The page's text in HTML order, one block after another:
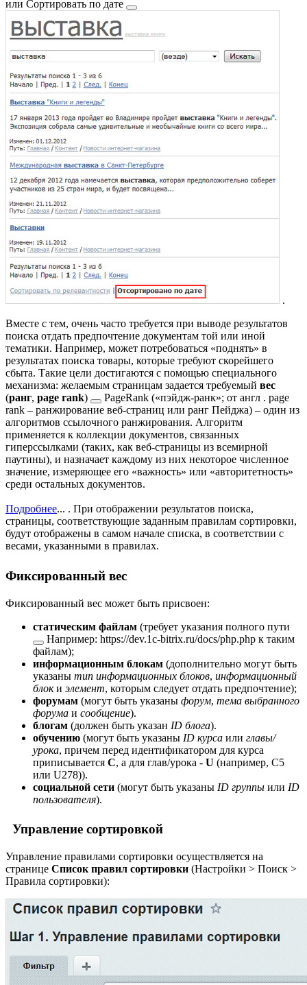
или Сортировать по дате
.
Вместе с тем, очень часто требуется при выводе результатов
поиска отдать предпочтение документам той или иной
тематики. Например, может потребоваться «поднять» в
результатах поиска товары, которые требуют скорейшего
сбыта. Такие цели достигаются с помощью специального
механизма: желаемым страницам задается требуемый вес
(ранг, page rank)
PageRank («пэйдж-ранк»; от англ . page
rank – ранжирование веб-страниц или ранг Пейджа) – один из
алгоритмов ссылочного ранжирования. Алгоритм
применяется к коллекции документов, связанных
гиперссылками (таких, как веб-страницы из всемирной
паутины), и назначает каждому из них некоторое численное
значение, измеряющее его «важность» или «авторитетность»
среди остальных документов.
Подробнее... . При отображении результатов поиска,
страницы, соответствующие заданным правилам сортировки,
будут отображены в самом начале списка, в соответствии с
весами, указанными в правилах.
Фиксированный вес
Фиксированный вес может быть присвоен:
статическим файлам (требует указания полного пути
Например: https://dev.1c-bitrix.ru/docs/php.php к таким
файлам);
информационным блокам (дополнительно могут быть
указаны тип информационных блоков, информационный
блоки элемент, которым следует отдать предпочтение);
форумам (могут быть указаны форум, тема выбранного
форума и сообщение).
блогам (должен быть указан ID блога).
обучению (могут быть указаны ID курса или главы/
урока, причем перед идентификатором для курса
приписывается C, а для глав/урока - U (например, C5
или U278)).
социальной сети (могут быть указаны ID группы или ID
пользователя).
Управление сортировкой
Управление правилами сортировки осуществляется на
странице Список правил сортировки (Настройки > Поиск >
Правила сортировки):